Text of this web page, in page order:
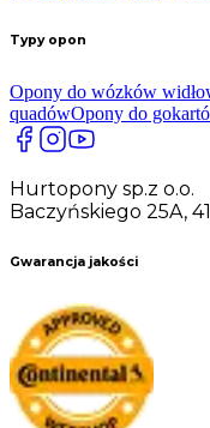
Typy opon
Opony do wózków
quadówOpony do
Hurtopony sp.z o.o.
Baczyńskiego 25A,
Gwarancja jakości